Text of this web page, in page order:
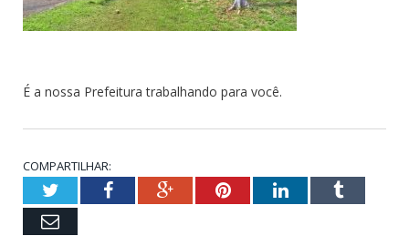
É a nossa Prefeitura trabalhando para você.
COMPARTILHAR:
TwitterFacebookGoogle+PinterestLinkedInTumblr
Email